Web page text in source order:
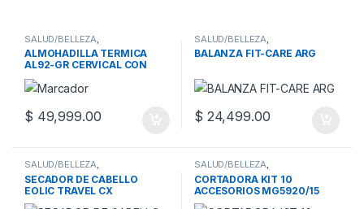
SALUD/BELLEZA
SALUD/BELLEZA/FITNESS,
SALUD
ALMOHADILLA TERMICA
AL92-GR CERVICAL CON
FUNDA
$ 49,999.00
SALUD/BELLEZA
SALUD/BELLEZA/FITNESS ,
BALANZA PERSONAL, SALUD
BALANZA FIT-CARE ARG
$ 24,499.00
SALUD/BELLEZA,
SALUD/BELLEZA/FITNESS
SECADORES DE CABELLOS
SECADOR DE CABELLO
EOLIC TRAVEL CX
SALUD/BELLEZA,
SALUD/BELLEZA/FITNESS
CORTADORAS DE PELO
CORTADORA KIT 10
ACCESORIOS MG5920/15
MULTIGROOM